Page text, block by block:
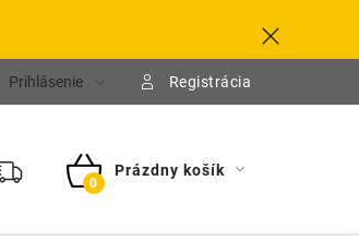
Prihlásenie Registrácia
NÁKUPNÝ
Prázdny košík